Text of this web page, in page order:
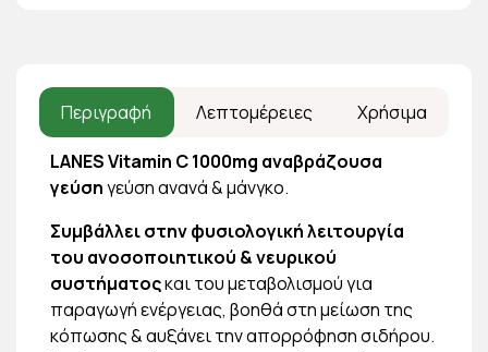
Περιγραφή Λεπτομέρειες Χρήσιμα
LANES Vitamin C 1000mg αναβράζουσα
γεύσηγεύση ανανά & μάνγκο.
Συμβάλλει στην φυσιολογική λειτουργία
του ανοσοποιητικού & νευρικού
συστήματοςκαι του μεταβολισμού για
παραγωγή ενέργειας, βοηθά στη μείωση της
κόπωσης & αυξάνει την απορρόφηση σιδήρου.